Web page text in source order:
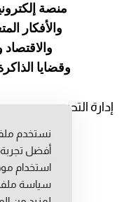
منصة
والأفكار
والاقتصاد
وقضايا
إدارة التحرير
رئيس
رئيس
مديرة
نستخدم
أفضل
استخدام
سياسة